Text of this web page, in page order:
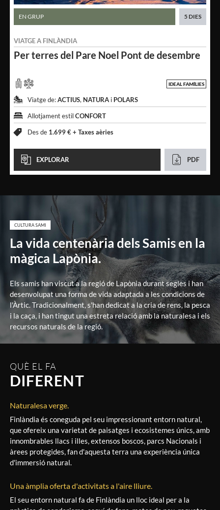
Per terres del Pare Noel Pont de desembre
VIATGE A FINLÀNDIA
EN GRUP 5 DIES
IDEAL FAMÍLIES
Viatge de:ACTIUS, NATURA i POLARS
Allotjament estilCONFORT
Des de 1.699 € + Taxes aèries
EXPLORAR PDF
CULTURA SAMI
La vida centenària dels Samis en la
màgica Lapònia.
Els samis han viscut a la regió de Lapònia durant segles i han
desenvolupat una forma de vida adaptada a les condicions de
l'Àrtic. Tradicionalment, s'han dedicat a la cria de rens, la pesca
i la caça, i han tingut una estreta relació amb la naturalesa i els
recursos naturals de la regió.
QUÈ EL FA
DIFERENT
Naturalesa verge.
Finlàndia és coneguda pel seu impressionant entorn natural,
que ofereix una varietat de paisatges i ecosistemes únics, amb
innombrables llacs i illes, extensos boscos, parcs Nacionals i
àrees protegides, fan d'aquesta terra una experiència única
d'immersió natural.
Una àmplia oferta d'activitats a l'aire lliure.
El seu entorn natural fa de Finlàndia un lloc ideal per a la